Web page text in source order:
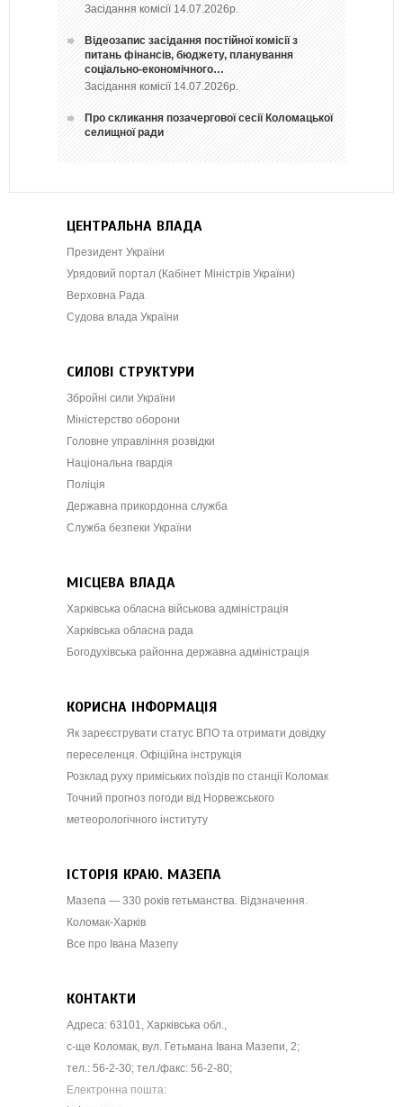
Засідання комісії 14.07.2026р.
Відеозапис засідання постійної комісії з
питань фінансів, бюджету, планування
соціально-економічного…
Засідання комісії 14.07.2026р.
Про скликання позачергової сесії Коломацької
селищної ради
ЦЕНТРАЛЬНА ВЛАДА
Президент України
Урядовий портал (Кабінет Міністрів України)
Верховна Рада
Судова влада України
СИЛОВІ СТРУКТУРИ
Збройні сили України
Міністерство оборони
Головне управління розвідки
Національна гвардія
Поліція
Державна прикордонна служба
Служба безпеки України
МІСЦЕВА ВЛАДА
Харківська обласна військова адміністрація
Харківська обласна рада
Богодухівська районна державна адміністрація
КОРИСНА ІНФОРМАЦІЯ
Як зареєструвати статус ВПО та отримати довідку
переселенця. Офіційна інструкція
Розклад руху приміських поїздів по станції Коломак
Точний прогноз погоди від Норвежського
метеорологічного інституту
ІСТОРІЯ КРАЮ. МАЗЕПА
Мазепа — 330 років гетьманства. Відзначення.
Коломак-Харків
Все про Івана Мазепу
КОНТАКТИ
Адреса: 63101, Харківська обл.,
с-ще Коломак, вул. Гетьмана Івана Мазепи, 2;
тел.: 56-2-30; тел./факс: 56-2-80;
Електронна пошта: